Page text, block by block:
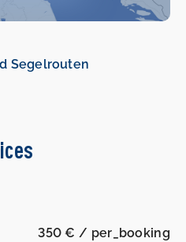
Segelrouten
350 € / per_booking